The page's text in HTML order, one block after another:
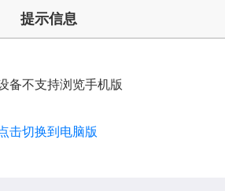
提示信息
备不支持浏览手机版
击切换到电脑版